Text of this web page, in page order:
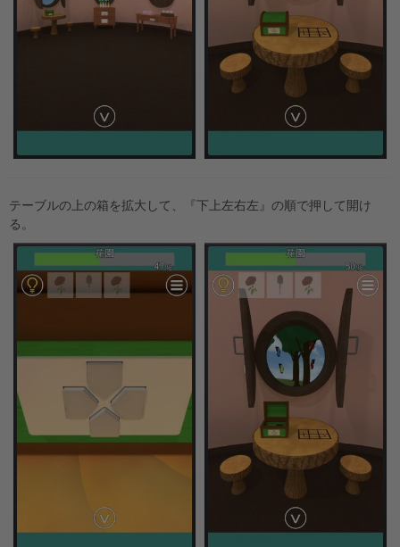
テーブルの上の箱を拡大して、『下上左右左』の順で押して開け
る。